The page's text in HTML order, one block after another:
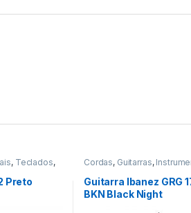
, Teclados,
Preto
Cordas, Guitarras,
Guitarra Ibanez GRG
BKN Black Night